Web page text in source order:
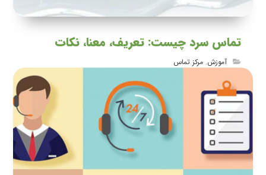
تماس سرد چیست: تعریف، معنا، نکات
آموزش,مرکز تماس